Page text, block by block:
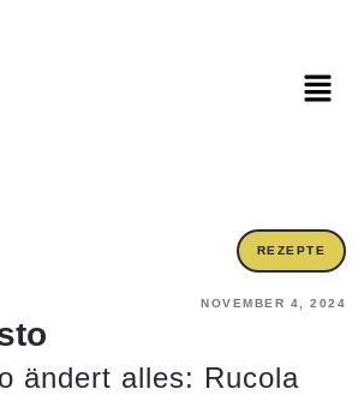
REZEPTE
NOVEMBER 4, 2024
ändert alles: Rucola